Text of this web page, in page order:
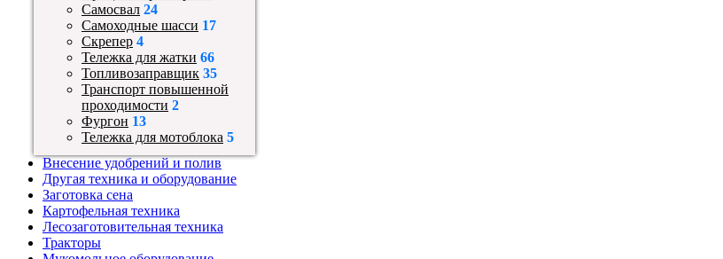
Самосвал 24
Самоходные шасси 17
Скрепер 4
Тележка для жатки 66
Топливозаправщик 35
Транспорт повышенной
проходимости 2
Фургон 13
Тележка для мотоблока 5
Внесение удобрений и полив
Другая техника и оборудование
Заготовка сена
Картофельная техника
Лесозаготовительная техника
Тракторы